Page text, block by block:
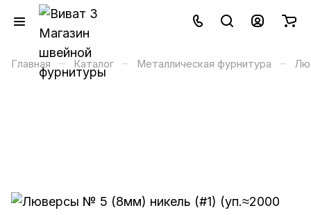
Главная – Каталог – Металлическая фурнитура –